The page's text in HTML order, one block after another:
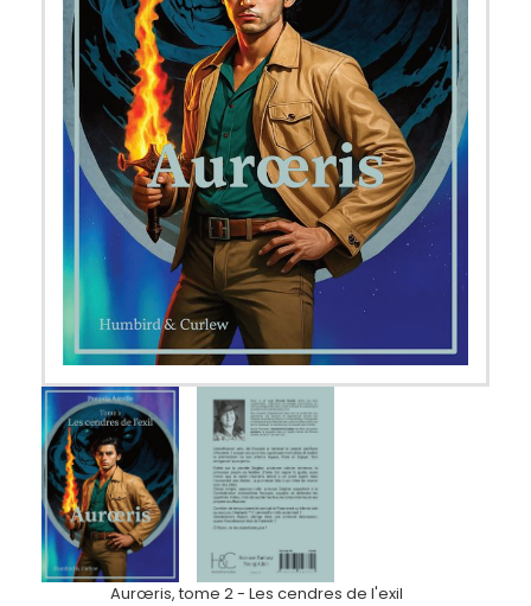
Aurœris, tome 2 - Les cendres de l'exil